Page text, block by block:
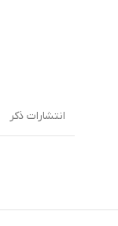
انتشارات ذکر